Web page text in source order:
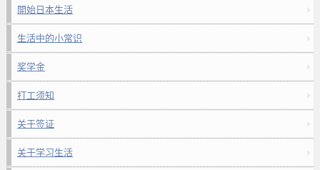
開始日本生活
生活中的小常识
奖学金
打工须知
关于签证
关于学习生活